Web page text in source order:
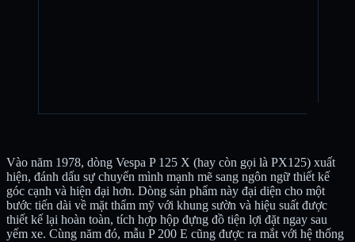
Vào năm 1978, dòng Vespa P 125 X (hay còn gọi là PX125) xuất
hiện, đánh dấu sự chuyển mình mạnh mẽ sang ngôn ngữ thiết kế
góc cạnh và hiện đại hơn. Dòng sản phẩm này đại diện cho một
bước tiến dài về mặt thẩm mỹ với khung sườn và hiệu suất được
thiết kế lại hoàn toàn, tích hợp hộp đựng đồ tiện lợi đặt ngay sau
yếm xe. Cùng năm đó, mẫu P 200 E cũng được ra mắt với hệ thống